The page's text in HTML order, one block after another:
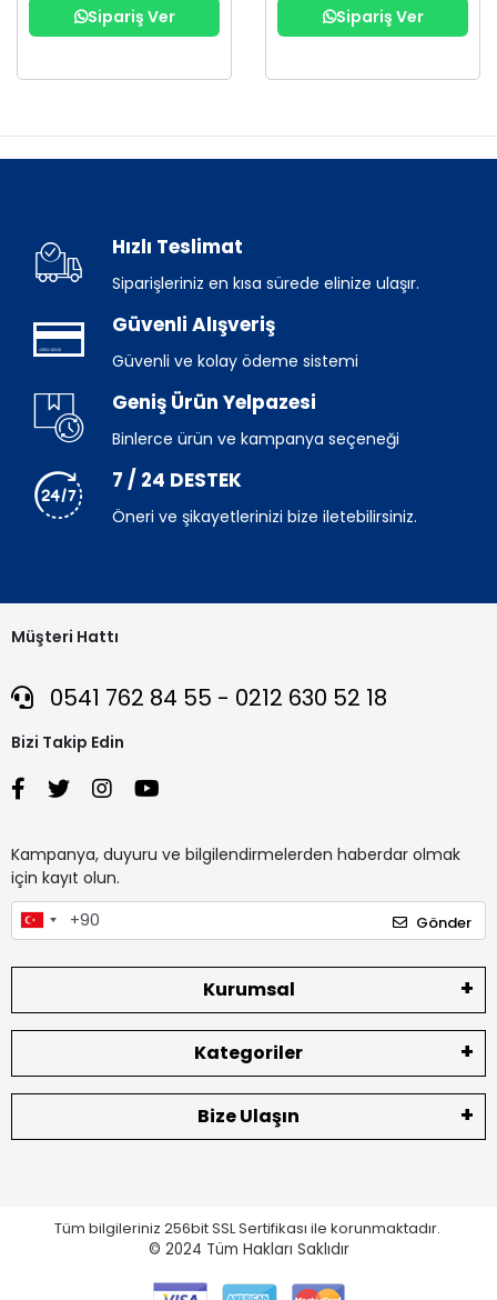
Sipariş Ver Sipariş Ver
Hızlı Teslimat
Siparişleriniz en kısa sürede elinize ulaşır.
Güvenli Alışveriş
Güvenli ve kolay ödeme sistemi
Geniş Ürün Yelpazesi
Binlerce ürün ve kampanya seçeneği
7 / 24 DESTEK
Öneri ve şikayetlerinizi bize iletebilirsiniz.
Müşteri Hattı
0541 762 84 55 - 0212 630 52 18
Bizi Takip Edin
Kampanya, duyuru ve bilgilendirmelerden haberdar olmak
için kayıt olun.
Gönder
Kurumsal
Kategoriler
Bize Ulaşın
Tüm bilgileriniz 256bit SSL Sertifikası ile korunmaktadır.
© 2024 Tüm Hakları Saklıdır